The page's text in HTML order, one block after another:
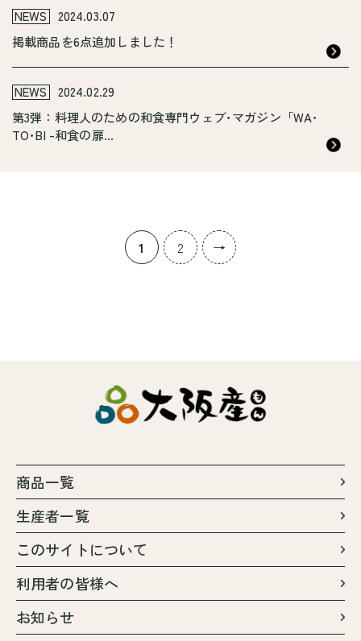
NEWS
2024.03.07
掲載商品を6点追加しました！
NEWS
2024.02.29
第3弾：料理人のための和食専門ウェブ･マガジン「WA･
TO･BI -和食の扉...
1 2 →
商品一覧
生産者一覧
このサイトについて
利用者の皆様へ
お知らせ